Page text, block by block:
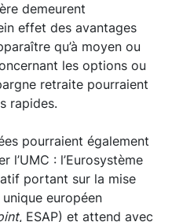
demeurent
effet des avantages
qu’à moyen ou
les options ou
retraite pourraient
rapides.
pourraient également
l’UMC : l’Eurosystème
portant sur la mise
unique européen
, ESAP) et attend avec